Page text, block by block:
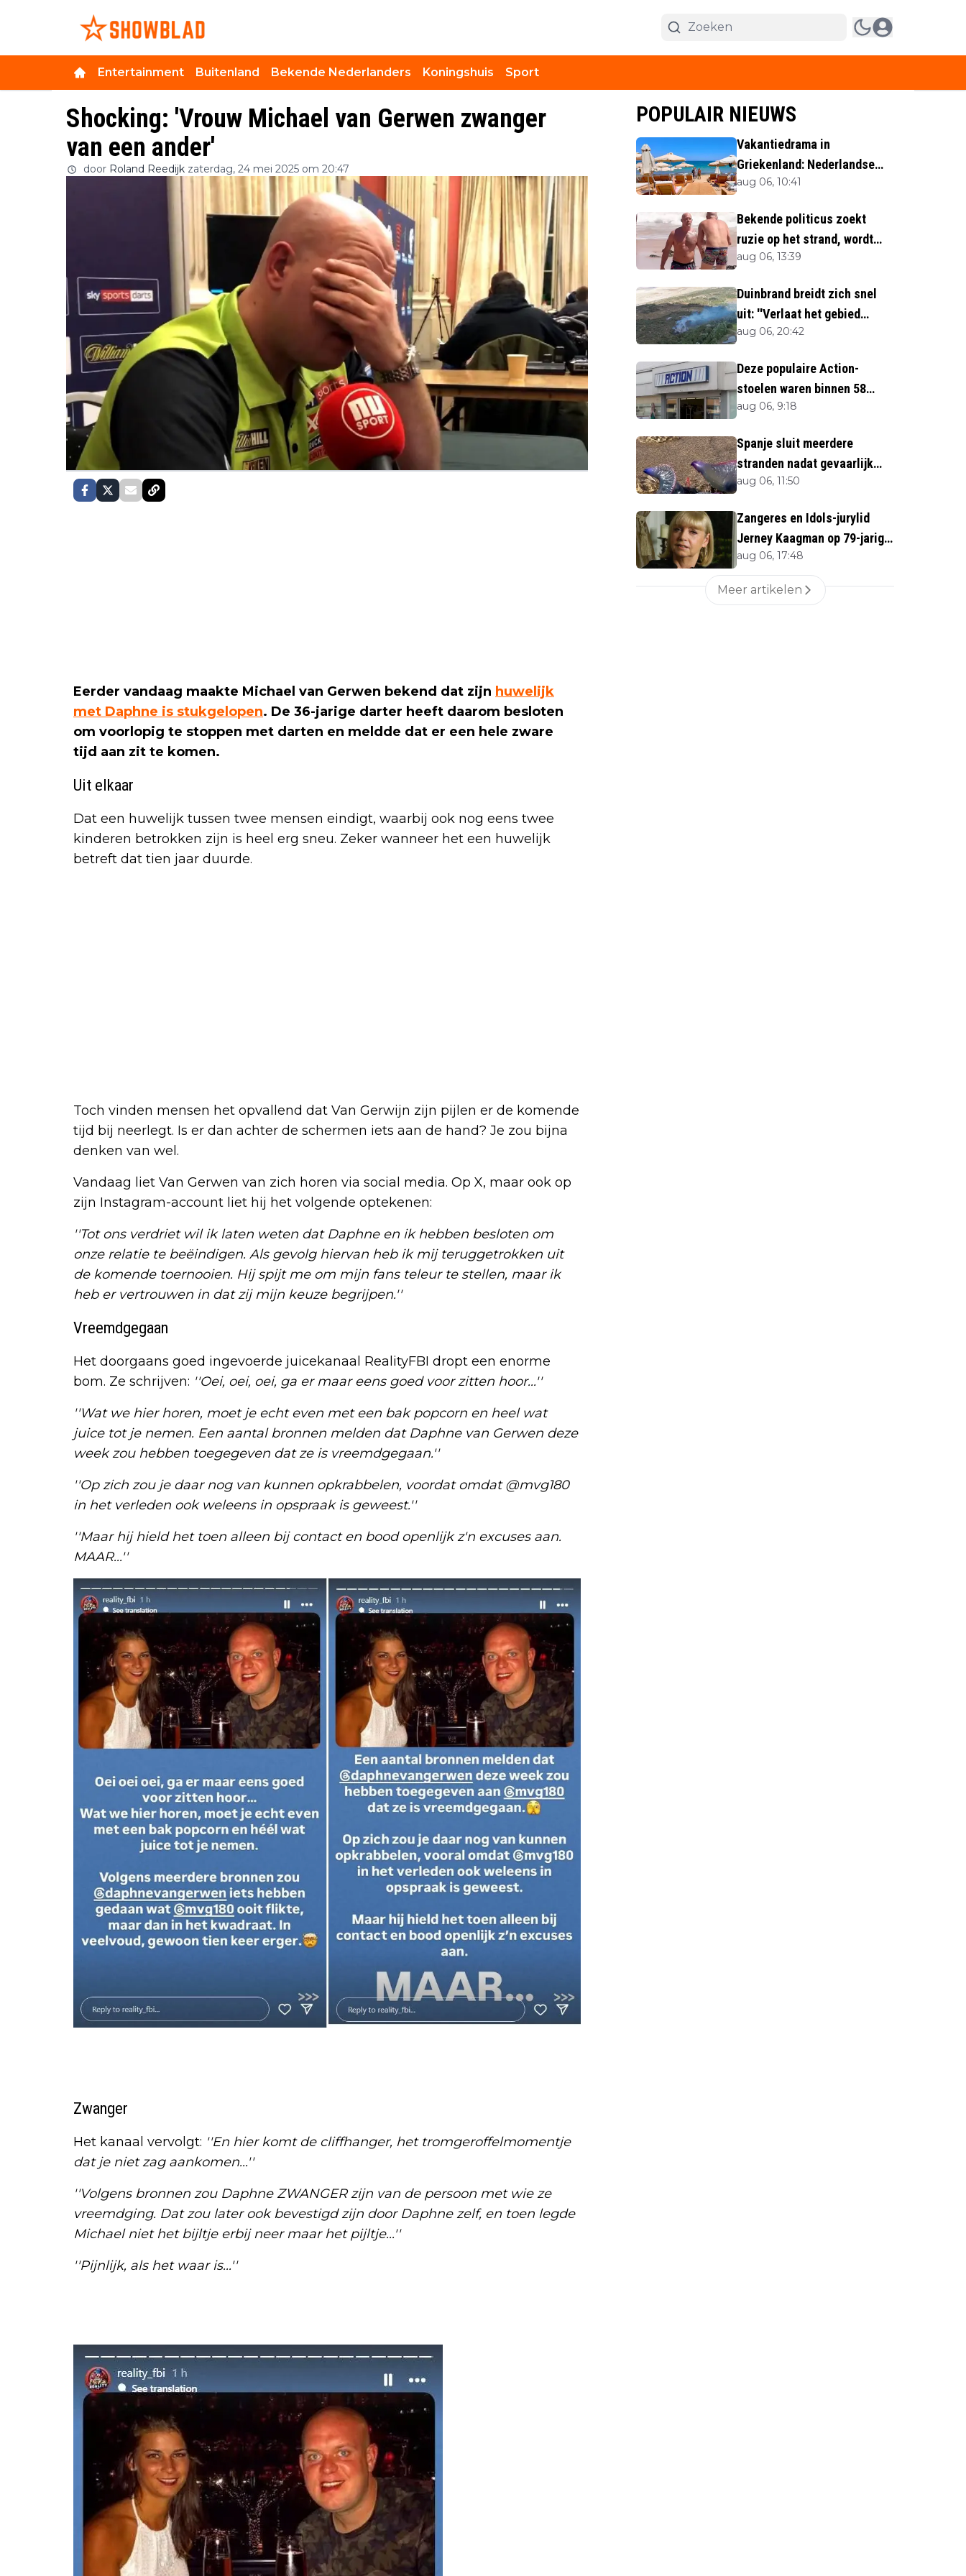
Entertainment Buitenland Bekende Nederlanders Koningshuis Sport
Shocking: 'Vrouw Michael van Gerwen zwanger
van een ander'
door Roland Reedijk zaterdag, 24 mei 2025 om 20:47
Eerder vandaag maakte Michael van Gerwen bekend dat zijn huwelijk
met Daphne is stukgelopen. De 36-jarige darter heeft daarom besloten
om voorlopig te stoppen met darten en meldde dat er een hele zware
tijd aan zit te komen.
Uit elkaar
Dat een huwelijk tussen twee mensen eindigt, waarbij ook nog eens twee
kinderen betrokken zijn is heel erg sneu. Zeker wanneer het een huwelijk
betreft dat tien jaar duurde.
Toch vinden mensen het opvallend dat Van Gerwijn zijn pijlen er de komende
tijd bij neerlegt. Is er dan achter de schermen iets aan de hand? Je zou bijna
denken van wel.
Vandaag liet Van Gerwen van zich horen via social media. Op X, maar ook op
zijn Instagram-account liet hij het volgende optekenen:
''Tot ons verdriet wil ik laten weten dat Daphne en ik hebben besloten om
onze relatie te beëindigen. Als gevolg hiervan heb ik mij teruggetrokken uit
de komende toernooien. Hij spijt me om mijn fans teleur te stellen, maar ik
heb er vertrouwen in dat zij mijn keuze begrijpen.''
Vreemdgegaan
Het doorgaans goed ingevoerde juicekanaal RealityFBI dropt een enorme
bom. Ze schrijven: ''Oei, oei, oei, ga er maar eens goed voor zitten hoor...''
''Wat we hier horen, moet je echt even met een bak popcorn en heel wat
juice tot je nemen. Een aantal bronnen melden dat Daphne van Gerwen deze
week zou hebben toegegeven dat ze is vreemdgegaan.''
''Op zich zou je daar nog van kunnen opkrabbelen, voordat omdat @mvg180
in het verleden ook weleens in opspraak is geweest.''
''Maar hij hield het toen alleen bij contact en bood openlijk z'n excuses aan.
MAAR...''
Zwanger
Het kanaal vervolgt: ''En hier komt de cliffhanger, het tromgeroffelmomentje
dat je niet zag aankomen...''
''Volgens bronnen zou Daphne ZWANGER zijn van de persoon met wie ze
vreemdging. Dat zou later ook bevestigd zijn door Daphne zelf, en toen legde
Michael niet het bijltje erbij neer maar het pijltje...''
''Pijnlijk, als het waar is...''
POPULAIR NIEUWS
Vakantiedrama in
Griekenland: Nederlandse
(40) omgekomen
aug 06, 10:41
Bekende politicus zoekt
ruzie op het strand, wordt
neergemaaid
aug 06, 13:39
Duinbrand breidt zich snel
uit: ''Verlaat het gebied
direct''
aug 06, 20:42
Deze populaire Action-
stoelen waren binnen 58
minuten uitverkocht zijn
aug 06, 9:18
Spanje sluit meerdere
stranden nadat gevaarlijk
zeedier opduikt
aug 06, 11:50
Zangeres en Idols-jurylid
Jerney Kaagman op 79-jarige
leeftijd overleden
aug 06, 17:48
Meer artikelen